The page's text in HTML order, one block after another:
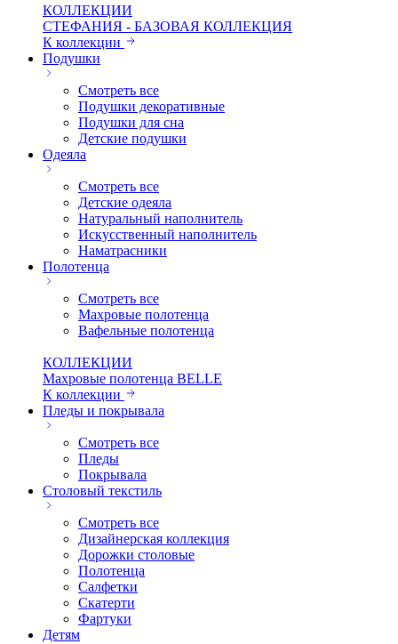
КОЛЛЕКЦИИ
СТЕФАНИЯ - БАЗОВАЯ КОЛЛЕКЦИЯ
К коллекции
Подушки
Смотреть все
Подушки декоративные
Подушки для сна
Детские подушки
Одеяла
Смотреть все
Детские одеяла
Натуральный наполнитель
Искуcственный наполнитель
Наматрасники
Полотенца
Смотреть все
Махровые полотенца
Вафельные полотенца
КОЛЛЕКЦИИ
Махровые полотенца BELLE
К коллекции
Пледы и покрывала
Смотреть все
Пледы
Покрывала
Столовый текстиль
Смотреть все
Дизайнерская коллекция
Дорожки столовые
Полотенца
Салфетки
Скатерти
Фартуки
Детям